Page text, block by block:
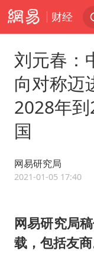
财经
刘元春：
向对称迈
2028年
国
网易研究局
2021-01-05 17:40
网易研究局
载，包括友